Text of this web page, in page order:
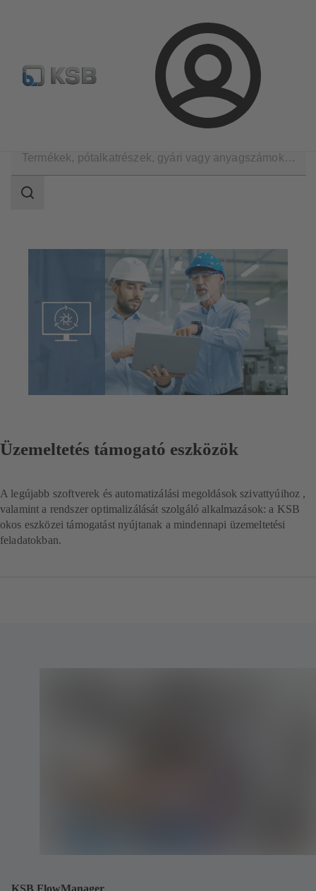
Bejelentkezés
Hírlevél Termékkonfiguráció Termékek keresése
Üzemeltetés támogató eszközök
tartomány
Keresési
Üzemeltetés támogató eszközök
A legújabb szoftverek és automatizálási megoldások szivattyúihoz ,
valamint a rendszer optimalizálását szolgáló alkalmazások: a KSB
okos eszközei támogatást nyújtanak a mindennapi üzemeltetési
feladatokban.